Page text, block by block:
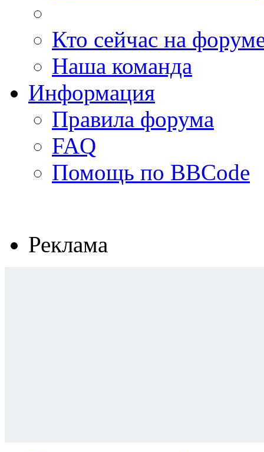
Кто сейчас на
Наша команда
Информация
Правила форума
FAQ
Помощь по BBCode
Реклама